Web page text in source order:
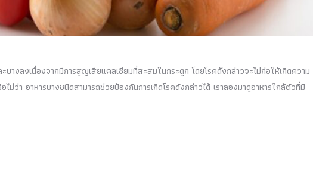
บางลงเนื่องจากมีการสูญเสียแคลเซียมที่สะสมในกระดูก โดยโรคดังกล่าวจะไม่ก่อให้เกิดความ
ว่า อาหารบางชนิดสามารถช่วยป้องกันการเกิดโรคดังกล่าวได้ เราลองมาดูอาหารใกล้ตัวที่มี